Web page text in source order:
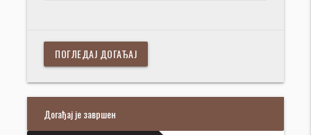
ПОГЛЕДАЈ ДОГАЂАЈ
Догађај је завршен